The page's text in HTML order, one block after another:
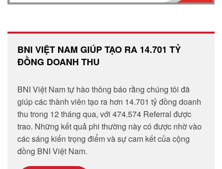
BNI VIỆT NAM GIÚP TẠO RA 14.701 TỶ
ĐỒNG DOANH THU
BNI Việt Nam tự hào thông báo rằng chúng tôi đã
giúp các thành viên tạo ra hơn 14.701 tỷ đồng doanh
thu trong 12 tháng qua, với 474.574 Referral được
trao. Những kết quả phi thường này có được nhờ vào
các sáng kiến trọng điểm và sự cam kết của cộng
đồng BNI Việt Nam.